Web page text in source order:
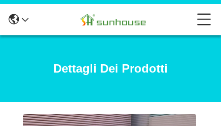
Dettagli Dei Prodotti